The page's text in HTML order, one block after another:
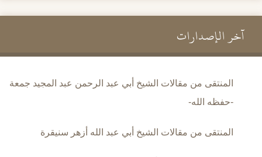
آخر الإصدارات
المنتقى من مقالات الشيخ أبي عبد الرحمن عبد المجيد جمعة
-حفظه الله-
المنتقى من مقالات الشيخ أبي عبد الله أزهر سنيقرة